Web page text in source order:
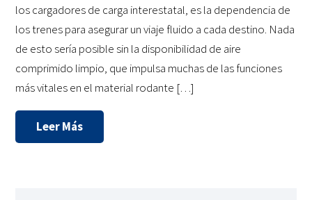
los cargadores de carga interestatal, es la dependencia de
los trenes para asegurar un viaje fluido a cada destino. Nada
de esto sería posible sin la disponibilidad de aire
comprimido limpio, que impulsa muchas de las funciones
más vitales en el material rodante […]
Leer Más